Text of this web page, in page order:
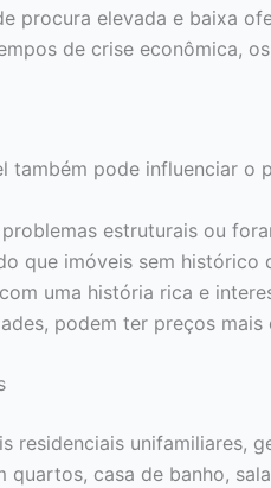
procura elevada e baixa
de crise econômica,
também pode influenciar o
estruturais ou
que imóveis sem histórico
uma história rica e
podem ter preços mais
residenciais unifamiliares,
quartos, casa de banho,